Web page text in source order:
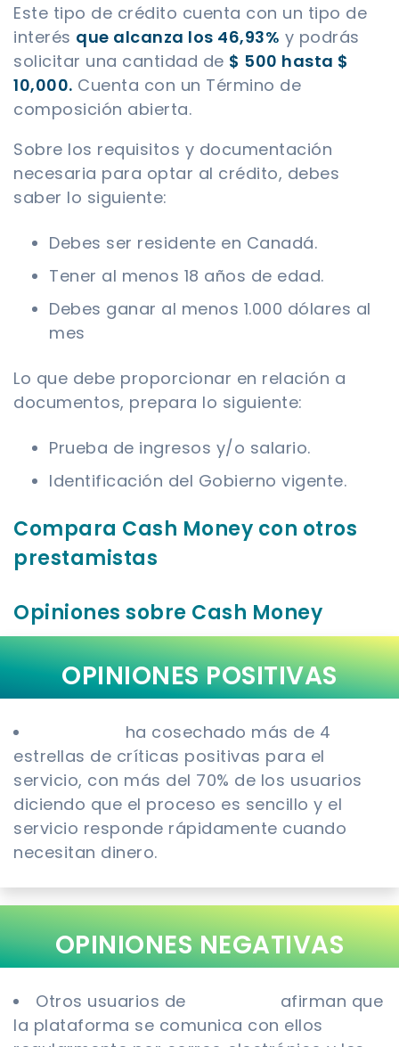
Este tipo de crédito cuenta con un tipo de
interés que alcanza los 46,93% y podrás
solicitar una cantidad de $ 500 hasta $
10,000. Cuenta con un Término de
composición abierta.
Sobre los requisitos y documentación
necesaria para optar al crédito, debes
saber lo siguiente:
Debes ser residente en Canadá.
Tener al menos 18 años de edad.
Debes ganar al menos 1.000 dólares al
mes
Lo que debe proporcionar en relación a
documentos, prepara lo siguiente:
Prueba de ingresos y/o salario.
Identificación del Gobierno vigente.
Compara Cash Money con otros
prestamistas
Opiniones sobre Cash Money
OPINIONES POSITIVAS
ha cosechado más de 4
estrellas de críticas positivas para el
servicio, con más del 70% de los usuarios
diciendo que el proceso es sencillo y el
servicio responde rápidamente cuando
necesitan dinero.
OPINIONES NEGATIVAS
Otros usuarios de
afirman que
la plataforma se comunica con ellos